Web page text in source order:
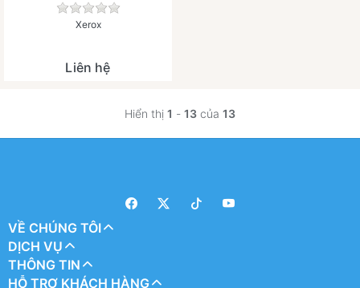
Chưa có đánh giá nào cho sản phẩm này.
Xerox
Liên hệ
Hiển thị 1 - 13 của 13
VỀ CHÚNG TÔI
DỊCH VỤ
THÔNG TIN
HỖ TRỢ KHÁCH HÀNG